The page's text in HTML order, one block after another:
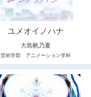
ユメオイノハナ
大島帆乃夏
芸術学部 アニメーション学科